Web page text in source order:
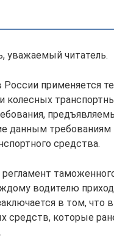
уважаемый читатель.
России применяется
колесных
данным требованиям
средства.
регламент
водителю
в том, что
средств, которые